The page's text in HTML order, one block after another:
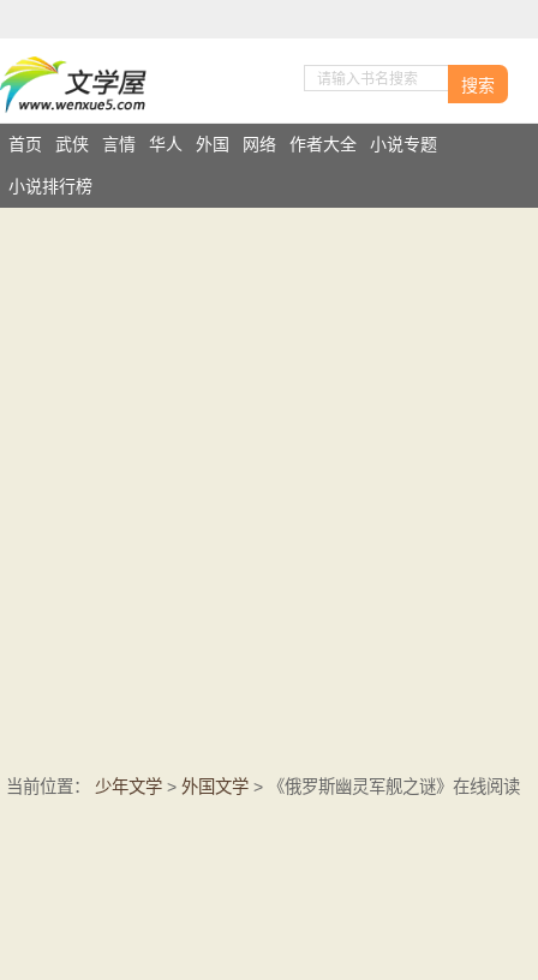
搜索
首页 武侠 言情 华人 外国 网络 作者大全 小说专题
小说排行榜
当前位置： 少年文学 > 外国文学 > 《俄罗斯幽灵军舰之谜》在线阅读